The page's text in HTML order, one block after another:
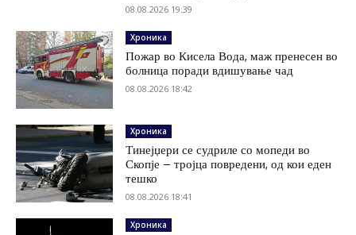
08.08.2026 19:39
Хроника
Пожар во Кисела Вода, маж пренесен во
болница поради вдишување чад
08.08.2026 18:42
Хроника
Тинејџери се судриле со мопеди во
Скопје – тројца повредени, од кои еден
тешко
08.08.2026 18:41
Хроника